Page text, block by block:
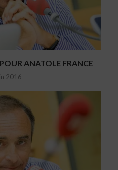
ANATOLE FRANCE
2016